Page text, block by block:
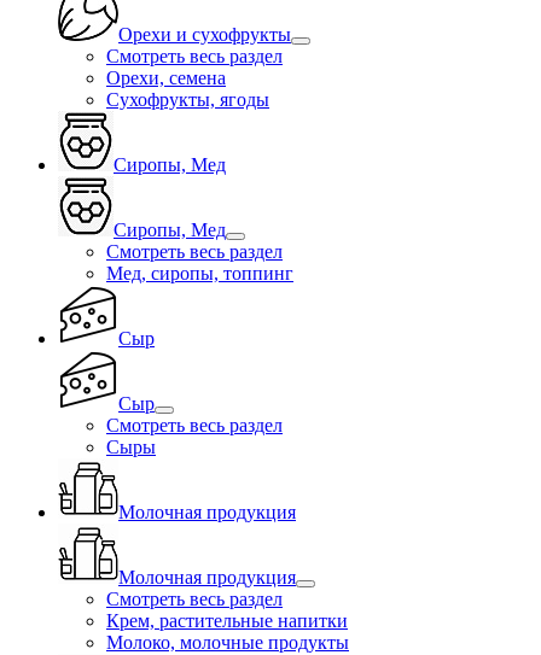
Орехи и сухофрукты
Смотреть весь раздел
Орехи, семена
Сухофрукты, ягоды
Сиропы, Мед
Сиропы, Мед
Смотреть весь раздел
Мед, сиропы, топпинг
Сыр
Сыр
Смотреть весь раздел
Сыры
Молочная продукция
Молочная продукция
Смотреть весь раздел
Крем, растительные напитки
Молоко, молочные продукты